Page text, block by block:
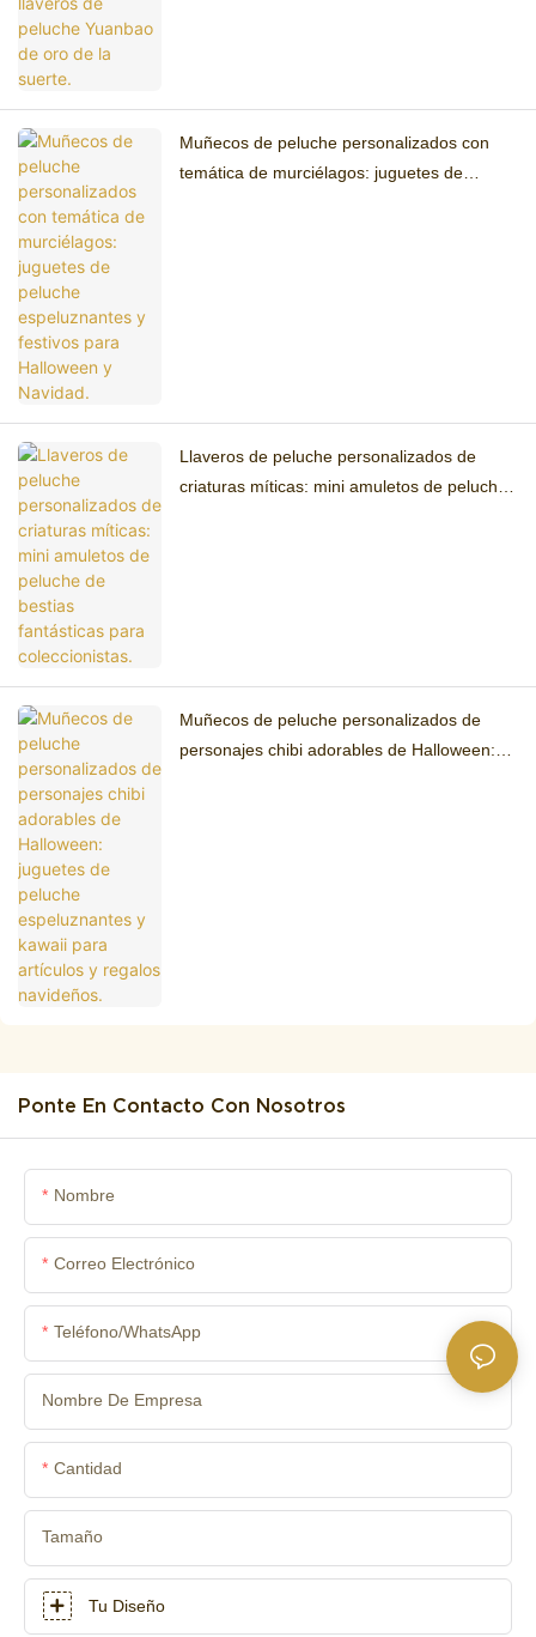
Muñecos de peluche personalizados con
temática de murciélagos: juguetes de
Llaveros de peluche personalizados de
criaturas míticas: mini amuletos de peluche
Muñecos de peluche personalizados de
personajes chibi adorables de Halloween:
Ponte En Contacto Con Nosotros
Nombre
Correo Electrónico
Teléfono/WhatsApp
Nombre De Empresa
Cantidad
Tamaño
Tu Diseño